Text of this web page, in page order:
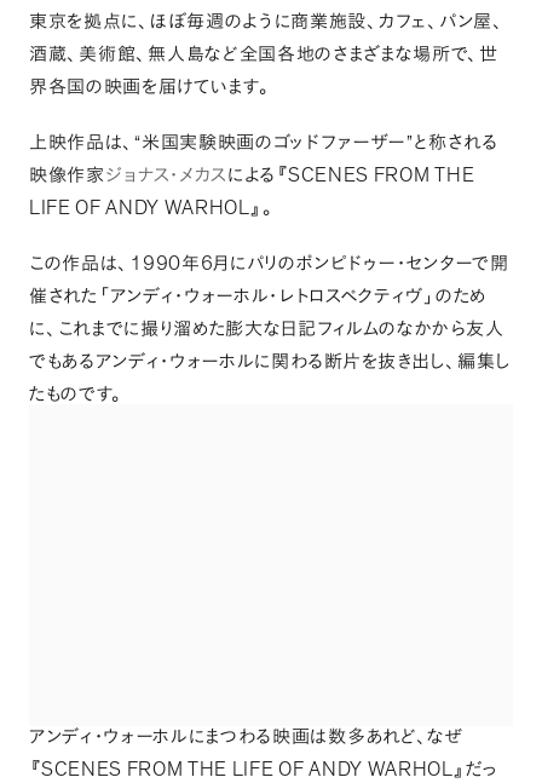
東京を拠点に 、 ほぼ毎週のように商業施設、 カフェ 、 パン屋 、
酒蔵、 美術館、 無人島など全国各地のさまざまな場所で、 世
界各国の映画を届けています。
上映作品は、 “米国実験映画のゴッドファーザー”と称される
映像作家 ジョナス・メカス による 『SCENES FROM THE
LIFE OF ANDY WARHOL
』 。
この作品は、 1990年 6月にパリのポンピドゥー・センターで開
催された 「 アンディ・ウォーホル・レトロスペクティヴ 」 のため
に 、 これまでに撮り溜めた膨大な日記フィルムのなかから友人
でもあるアンディ・ウォーホルに関わる断片を抜き出し 、 編集し
たものです。
アンディ・ウォーホルにまつわる映画は数多あれど、 なぜ
『 SCENES FROM THE LIFE OF ANDY WARHOL 』 だっ